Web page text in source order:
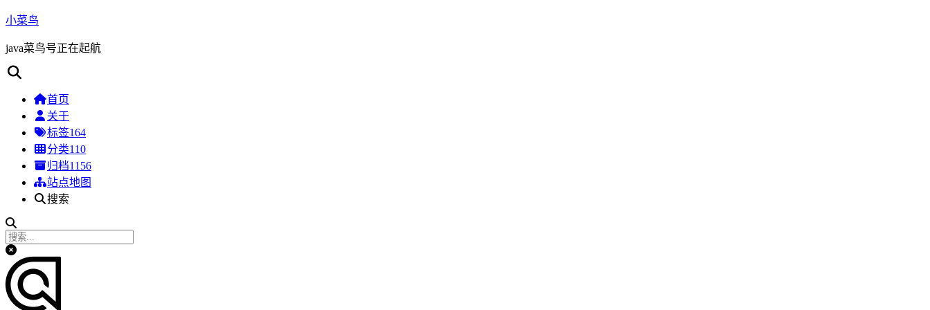
小菜鸟
java菜鸟号正在起航
首页
关于
标签164
分类110
归档1156
站点地图
搜索